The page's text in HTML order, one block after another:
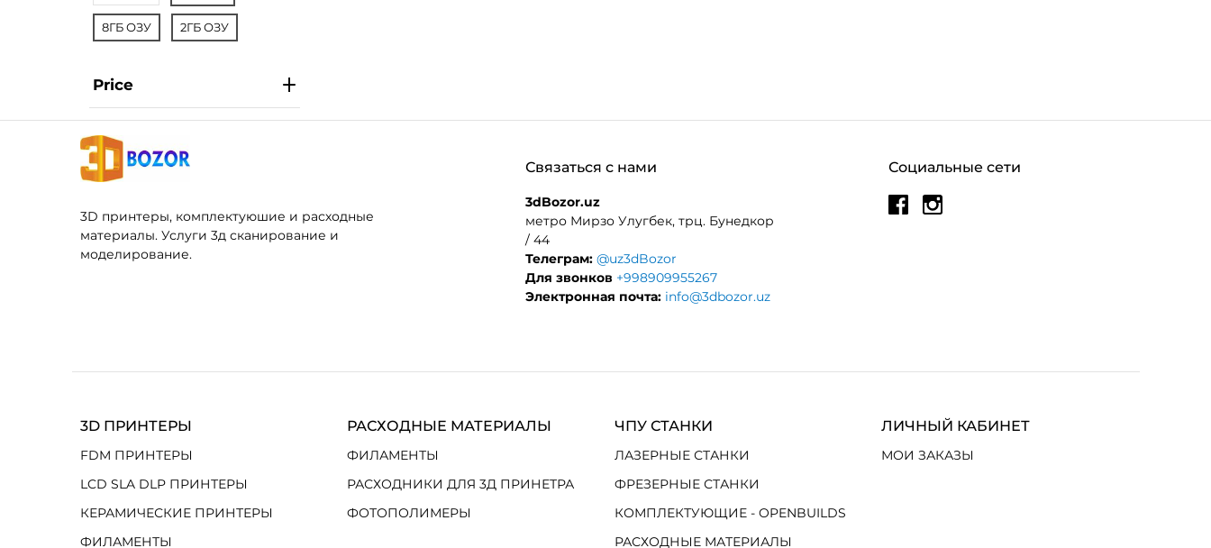
8ГБ ОЗУ 2ГБ ОЗУ
Price
3D принтеры, комплектуюшие и расходные
материалы. Услуги 3д сканирование и
моделирование.
Социальные сети
Связаться с нами
3dBozor.uz
метро Мирзо Улугбек, трц. Бунедкор
/ 44
Телеграм: @uz3dBozor
Для звонков +998909955267
Электронная почта: info@3dbozor.uz
3D ПРИНТЕРЫ
FDM ПРИНТЕРЫ
LCD SLA DLP ПРИНТЕРЫ
КЕРАМИЧЕСКИЕ ПРИНТЕРЫ
ФИЛАМЕНТЫ
РАСХОДНЫЕ МАТЕРИАЛЫ
ФИЛАМЕНТЫ
РАСХОДНИКИ ДЛЯ 3Д ПРИНЕТРА
ФОТОПОЛИМЕРЫ
ЧПУ СТАНКИ
ЛАЗЕРНЫЕ СТАНКИ
ФРЕЗЕРНЫЕ СТАНКИ
КОМПЛЕКТУЮЩИЕ - OPENBUILDS
РАСХОДНЫЕ МАТЕРИАЛЫ
ЛИЧНЫЙ КАБИНЕТ
МОИ ЗАКАЗЫ